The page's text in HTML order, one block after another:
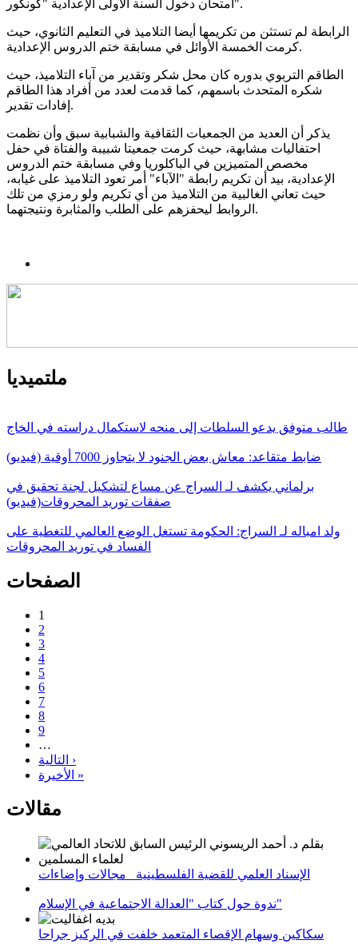
امتحان دخول السنة الأولى الإعدادية "كونكور".
الرابطة لم تستثن من تكريمها أيضا التلاميذ في التعليم الثانوي، حيث
كرمت الخمسة الأوائل في مسابقة ختم الدروس الإعدادية.
الطاقم التربوي بدوره كان محل شكر وتقدير من آباء التلاميذ، حيث
شكره المتحدث باسمهم، كما قدمت لعدد من أفراد هذا الطاقم
إفادات تقدير.
يذكر أن العديد من الجمعيات الثقافية والشبابية سبق وأن نظمت
احتفاليات مشابهة، حيث كرمت جمعيتا شبيبة والفتاة في حفل
مخصص المتميزين في الباكلوريا وفي مسابقة ختم الدروس
الإعدادية، بيد أن تكريم رابطة "الآباء" أمر تعود التلاميذ على غيابه،
حيث تعاني الغالبية من التلاميذ من أي تكريم ولو رمزي من تلك
الروابط ليحفزهم على الطلب والمثابرة ونتيجتهما.
ملتميديا
طالب متوفق يدعو السلطات إلى منحه لاستكمال دراسته في الخاج
ضابط متقاعد: معاش بعض الجنود لا يتجاوز 7000 أوقية (فيديو)
برلماني يكشف لـ السراج عن مساع لتشكيل لجنة تحقيق في
صفقات توريد المحروقات(فيديو)
ولد امباله لـ السراج: الحكومة تستغل الوضع العالمي للتغطية على
الفساد في توريد المحروقات
الصفحات
1
2
3
4
5
6
7
8
9
…
التالية ›
الأخيرة »
مقالات
الإسناد العلمي للقضية الفلسطينية_ مجالات وإضاءات
ندوة حول كتاب "العدالة الاجتماعية في الإسلام"
سكاكين وسهام الإقصاء المتعمد خلفت في الركيز جراحا